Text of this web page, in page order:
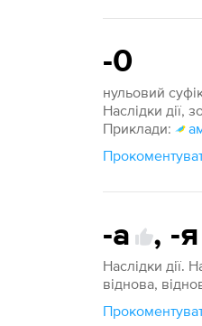
-0
нульовий
Наслідки дії,
Приклади:
-а , -я
Наслідки дії.
віднова,